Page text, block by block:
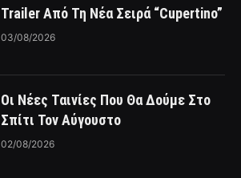
Trailer Από Τη Νέα Σειρά “Cupertino”
03/08/2026
Οι Νέες Ταινίες Που Θα Δούμε Στο
Σπίτι Τον Αύγουστο
02/08/2026